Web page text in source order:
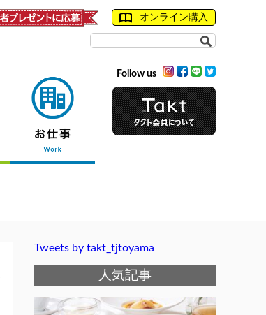
オンライン購入
Follow us
Tweets by takt_tjtoyama
人気記事